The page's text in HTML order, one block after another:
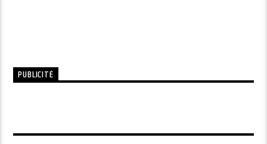
PUBLICITÉ